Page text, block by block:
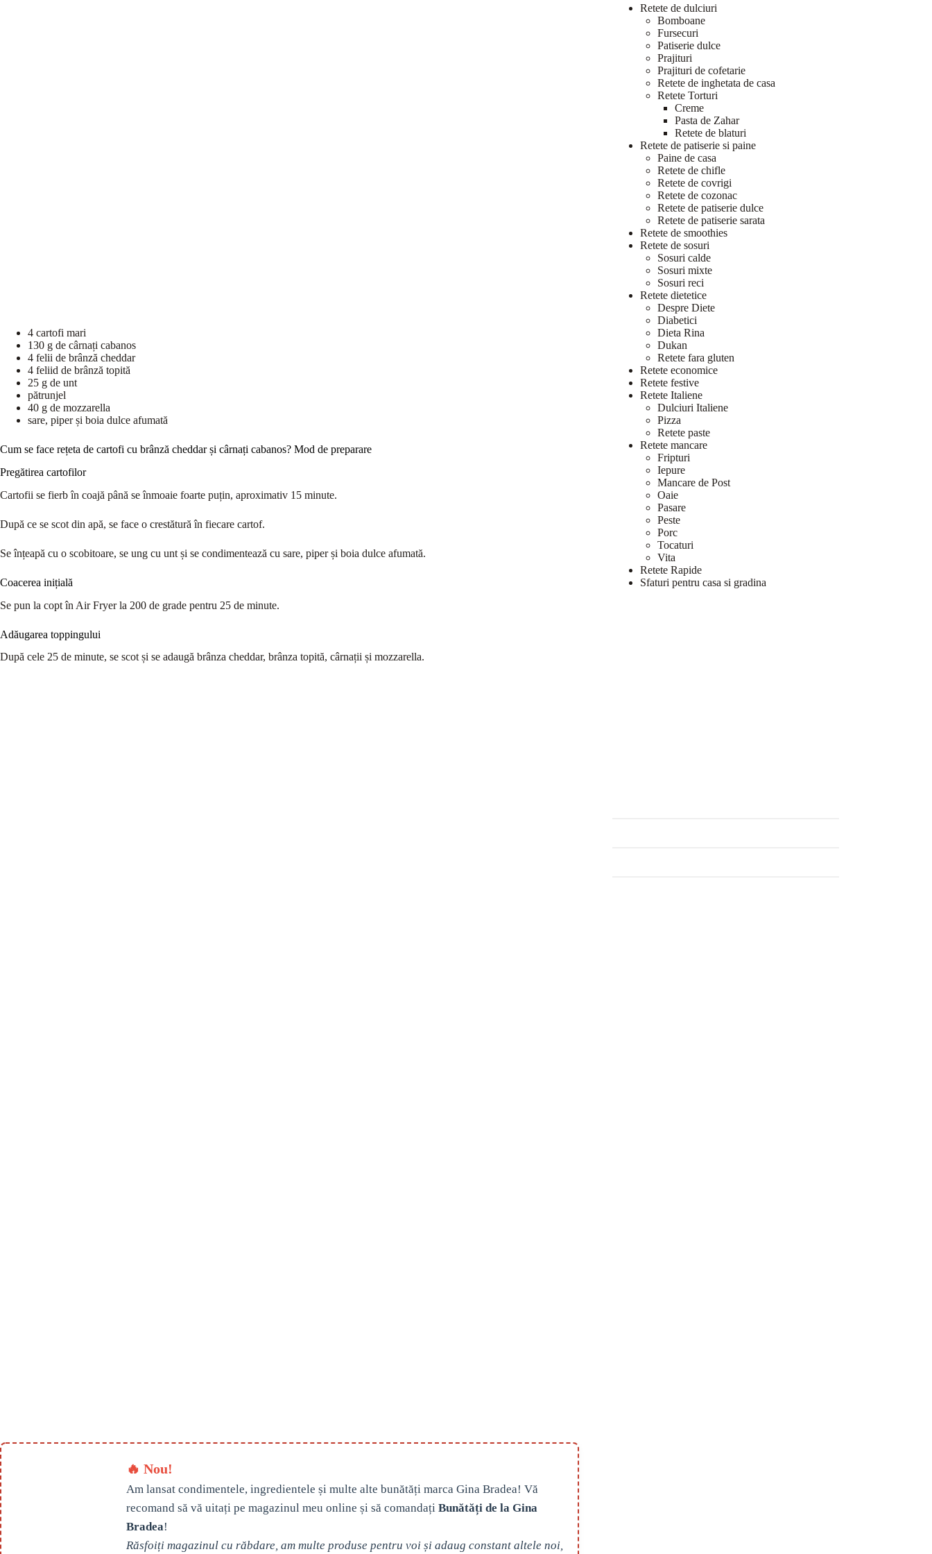
4 cartofi mari
130 g de cârnați cabanos
4 felii de brânză cheddar
4 feliid de brânză topită
25 g de unt
pătrunjel
40 g de mozzarella
sare, piper și boia dulce afumată
Cum se face rețeta de cartofi cu brânză cheddar și cârnați cabanos? Mod de preparare
Pregătirea cartofilor
Cartofii se fierb în coajă până se înmoaie foarte puțin, aproximativ 15 minute.
După ce se scot din apă, se face o crestătură în fiecare cartof.
Se înțeapă cu o scobitoare, se ung cu unt și se condimentează cu sare, piper și boia dulce afumată.
Coacerea inițială
Se pun la copt în Air Fryer la 200 de grade pentru 25 de minute.
Adăugarea toppingului
După cele 25 de minute, se scot și se adaugă brânza cheddar, brânza topită, cârnații și mozzarella.
🔥 Nou!
Am lansat condimentele, ingredientele și multe alte bunătăți marca Gina Bradea! Vă
recomand să vă uitați pe magazinul meu online și să comandați Bunătăți de la Gina
Bradea!
Răsfoiți magazinul cu răbdare, am multe produse pentru voi și adaug constant altele noi,
Retete de dulciuri
Bomboane
Fursecuri
Patiserie dulce
Prajituri
Prajituri de cofetarie
Retete de inghetata de casa
Retete Torturi
Creme
Pasta de Zahar
Retete de blaturi
Retete de patiserie si paine
Paine de casa
Retete de chifle
Retete de covrigi
Retete de cozonac
Retete de patiserie dulce
Retete de patiserie sarata
Retete de smoothies
Retete de sosuri
Sosuri calde
Sosuri mixte
Sosuri reci
Retete dietetice
Despre Diete
Diabetici
Dieta Rina
Dukan
Retete fara gluten
Retete economice
Retete festive
Retete Italiene
Dulciuri Italiene
Pizza
Retete paste
Retete mancare
Fripturi
Iepure
Mancare de Post
Oaie
Pasare
Peste
Porc
Tocaturi
Vita
Retete Rapide
Sfaturi pentru casa si gradina